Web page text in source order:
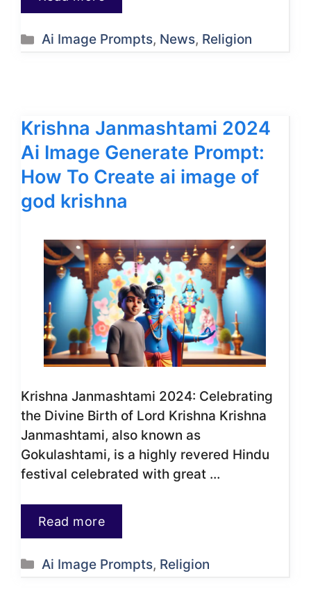
Categories
Ai Image Prompts, News, Religion
Krishna Janmashtami 2024
Ai Image Generate Prompt:
How To Create ai image of
god krishna
Krishna Janmashtami 2024: Celebrating
the Divine Birth of Lord Krishna Krishna
Janmashtami, also known as
Gokulashtami, is a highly revered Hindu
festival celebrated with great …
Read more
Categories
Ai Image Prompts, Religion